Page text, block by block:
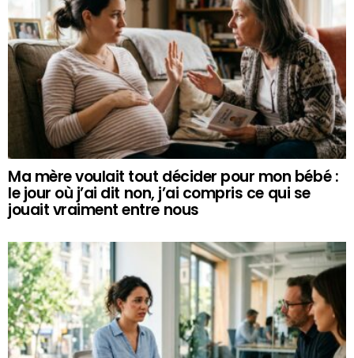
Ma mère voulait tout décider pour mon bébé :
le jour où j’ai dit non, j’ai compris ce qui se
jouait vraiment entre nous